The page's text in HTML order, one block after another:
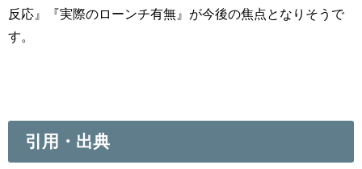
反応』『実際のローンチ有無』が今後の焦点となりそうで
す。
引用・出典